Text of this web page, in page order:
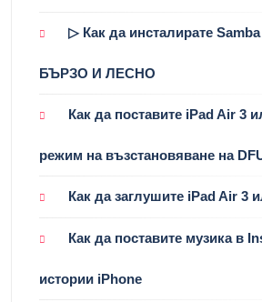
▷ Как да инсталирате
БЪРЗО И ЛЕСНО
Как да поставите iPad Air 3
режим на възстановяване на
Как да заглушите iPad Air 3
Как да поставите музика в
истории iPhone